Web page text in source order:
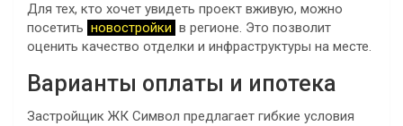
Для тех, кто хочет увидеть проект вживую, можно
посетить новостройки в регионе. Это позволит
оценить качество отделки и инфраструктуры на месте.
Варианты оплаты и ипотека
Застройщик ЖК Символ предлагает гибкие условия